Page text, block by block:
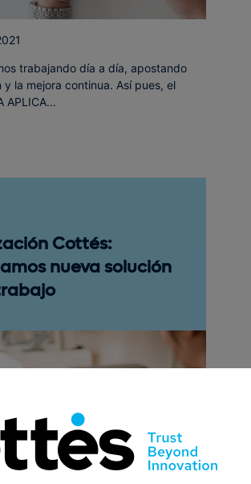
trabajando día a día, apostando
y la mejora continua. Así pues, el
APLICA...
Cottés:
nueva solución